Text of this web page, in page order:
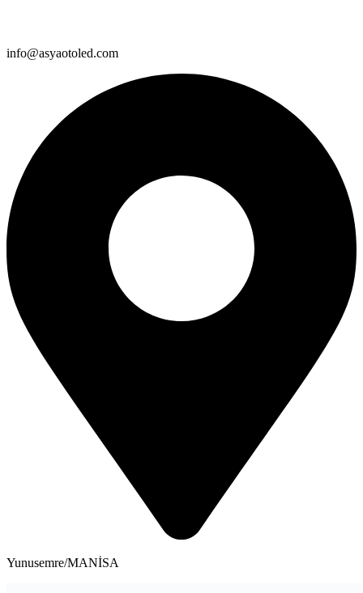
info@asyaotoled.com
Yunusemre/MANİSA